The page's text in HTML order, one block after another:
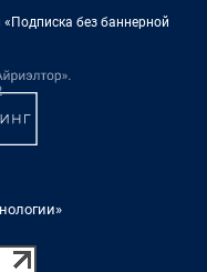
без баннерной